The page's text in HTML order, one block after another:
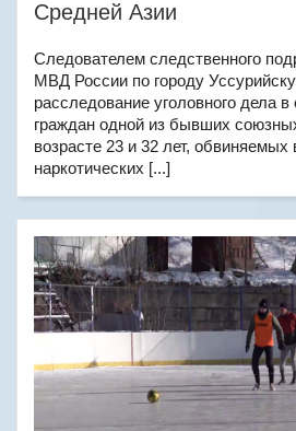
Средней Азии
Следователем следственного
МВД России по городу
расследование уголовного дела
граждан одной из бывших
возрасте 23 и 32 лет,
наркотических [...]